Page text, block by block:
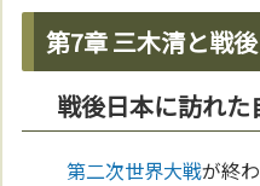
第7章 三木清と戦
戦後日本に訪れた
第二次世界大戦が終